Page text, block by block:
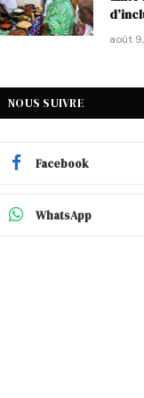
août
NOUS SUIVRE
Facebook
WhatsApp